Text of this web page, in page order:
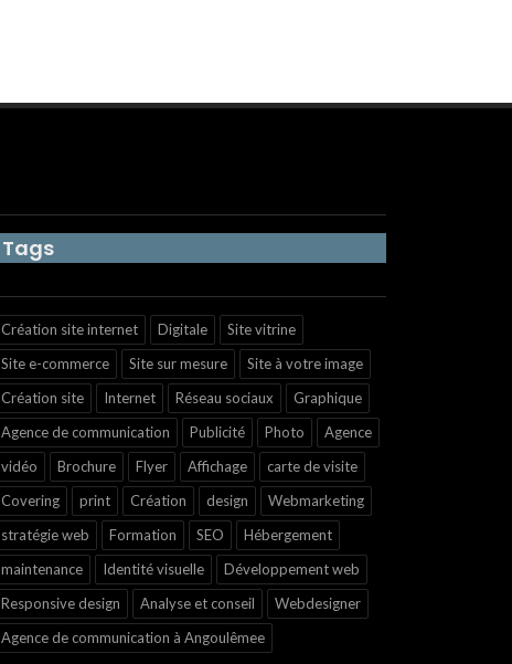
Tags
Création site internet Digitale
Site vitrine
Site e-commerce
Site sur mesure
Site à votre image
Création site
Internet Réseau sociaux
Graphique
Agence de communication
Publicité Photo
Agence
vidéo
Brochure Flyer Affichage
carte de visite
Covering
print Création design
Webmarketing
stratégie web
Formation SEO
Hébergement
maintenance
Identité visuelle
Développement web
Responsive design
Analyse et conseil
Webdesigner
Agence de communication à Angoulêmee